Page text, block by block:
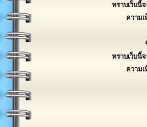
ทราบเว็บนี้
ความ
ทราบเว็บนี้
ความ